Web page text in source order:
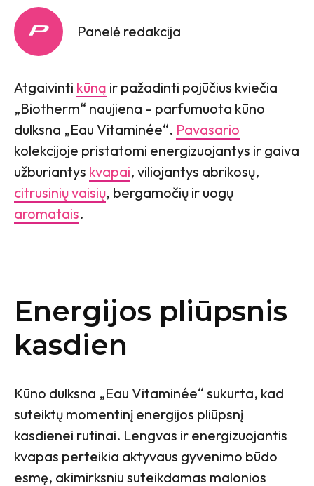
Panelė redakcija
Atgaivinti kūną ir pažadinti pojūčius kviečia
„Biotherm“ naujiena – parfumuota kūno
dulksna „Eau Vitaminée“. Pavasario
kolekcijoje pristatomi energizuojantys ir gaiva
užburiantys kvapai, viliojantys abrikosų,
citrusinių vaisių, bergamočių ir uogų
aromatais.
Energijos pliūpsnis
kasdien
Kūno dulksna „Eau Vitaminée“ sukurta, kad
suteiktų momentinį energijos pliūpsnį
kasdienei rutinai. Lengvas ir energizuojantis
kvapas perteikia aktyvaus gyvenimo būdo
esmę, akimirksniu suteikdamas malonios